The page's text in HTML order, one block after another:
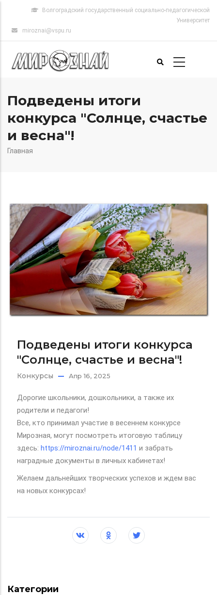
основному
содержанию
Волгоградский государственный социально-педагогической
Университет
miroznai@vspu.ru
навигация
Подведены итоги
конкурса "Солнце, счастье
и весна"!
Главная
Подведены итоги конкурса
"Солнце, счастье и весна"!
Конкурсы Апр 16, 2025
Дорогие школьники, дошкольники, а также их
родители и педагоги!
Все, кто принимал участие в весеннем конкурсе
Мирозная, могут посмотреть итоговую таблицу
здесь: https://miroznai.ru/node/1411 и забрать
наградные документы в личных кабинетах!
Желаем дальнейших творческих успехов и ждем вас
на новых конкурсах!
Категории